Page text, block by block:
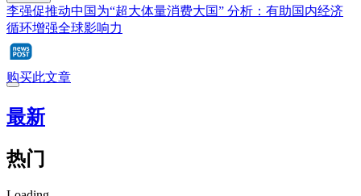
李强促推动中国为“超大体量消费大国” 分析：有助国内经济
循环增强全球影响力
购买此文章
最新
热门